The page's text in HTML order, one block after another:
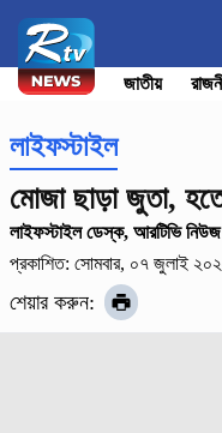
জাতীয়
লাইফস্টাইল
মোজা ছাড়া জুতা, হতে
লাইফস্টাইল ডেস্ক, আরটিভি নিউজ
প্রকাশিত: সোমবার, ০৭ জুলাই
শেয়ার করুন: